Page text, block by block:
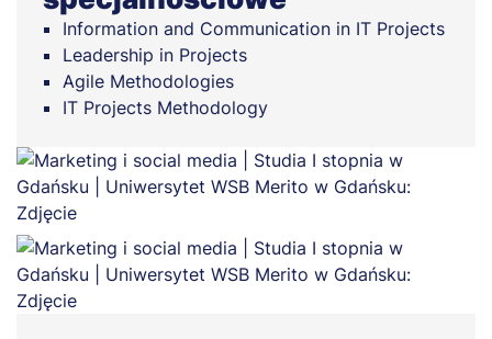
Information and Communication in IT Projects
Leadership in Projects
Agile Methodologies
IT Projects Methodology